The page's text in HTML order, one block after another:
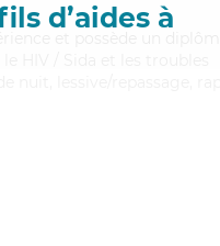
d’aides à
et possède un diplôme
HIV / Sida et les troubles